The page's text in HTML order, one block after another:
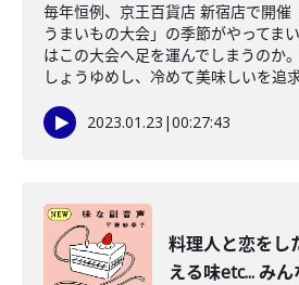
毎年恒例、京王百貨店 新宿店で開催
うまいもの大会」の季節がやってま
はこの大会へ足を運んでしまうのか
しょうゆめし、冷めて美味しいを追
2023.01.23 |00:27:43
料理人と恋をし
える味etc... み